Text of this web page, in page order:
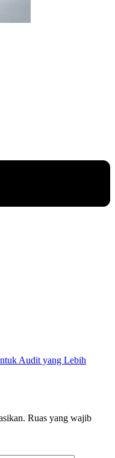
Audit yang Lebih
Ruas yang wajib